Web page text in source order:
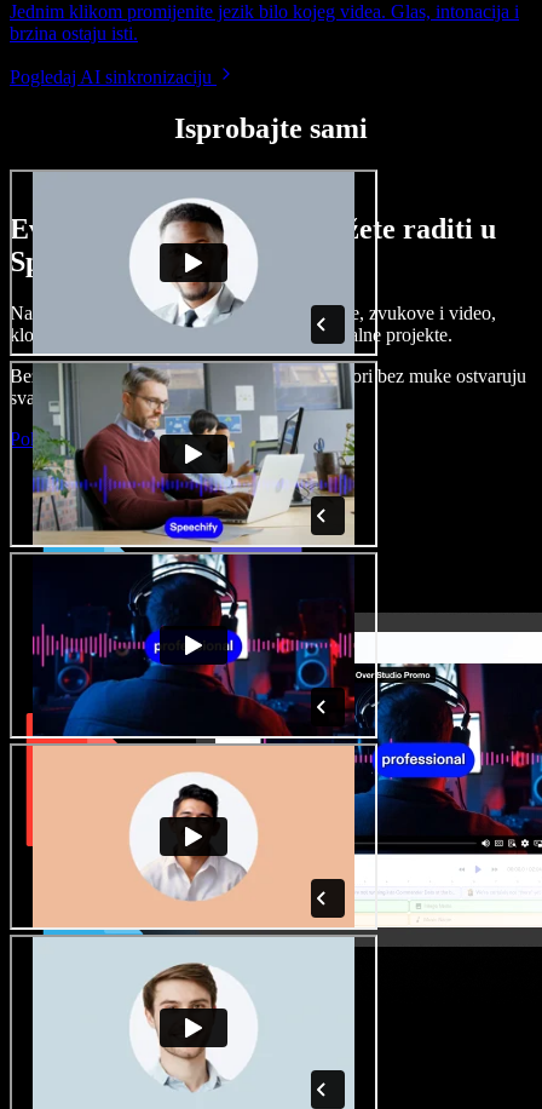
Jednim klikom promijenite jezik bilo kojeg videa. Glas, intonacija i
brzina ostaju isti.
Pogledaj AI sinkronizaciju
Isprobajte sami
Evo malog pregleda što možete raditi u
Speechify Studiju.
Napravite voice overe, dodajte besplatne slike, zvukove i video,
klonirajte svoj glas i složite sjajne audio-vizualne projekte.
Bez učenja i sve dostupno u pregledniku, autori bez muke ostvaruju
svaku kreativnu ideju.
Pokreni Studio